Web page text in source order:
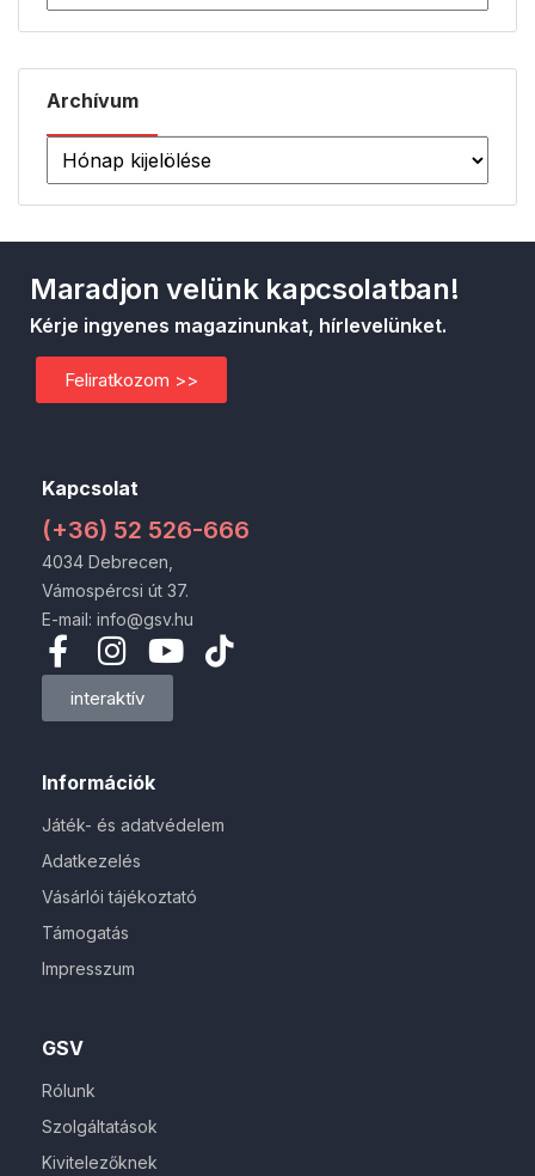
Archívum
GSV
Rólunk
Szolgáltatások
Kivitelezőknek
Információk
Játék- és adatvédelem
Adatkezelés
Vásárlói tájékoztató
Támogatás
Impresszum
Kapcsolat
(+36) 52 526-666
4034 Debrecen,
Vámospércsi út 37.
E-mail: info@gsv.hu
interaktív
Maradjon velünk kapcsolatban!
Kérje ingyenes magazinunkat, hírlevelünket.
Feliratkozom >>